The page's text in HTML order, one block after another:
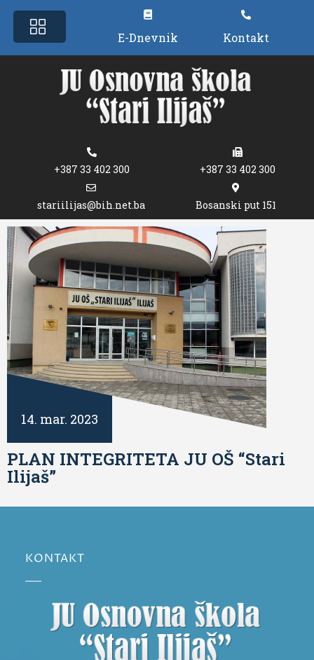
E-Dnevnik Kontakt
+387 33 402 300 +387 33 402 300
stariilijas@bih.net.ba Bosanski put 151
14. mar. 2023
PLAN INTEGRITETA JU OŠ “Stari
Ilijaš”
KONTAKT